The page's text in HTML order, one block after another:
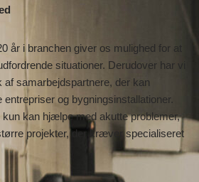
år i branchen giver os mulighed for at
situationer. Derudover har vi
samarbejdspartnere, der kan
og bygningsinstallationer.
kan hjælpe med akutte problemer,
projekter, der kræver specialiseret